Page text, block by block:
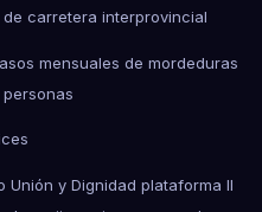
carretera interprovincial
mensuales de mordeduras
y Dignidad plataforma II